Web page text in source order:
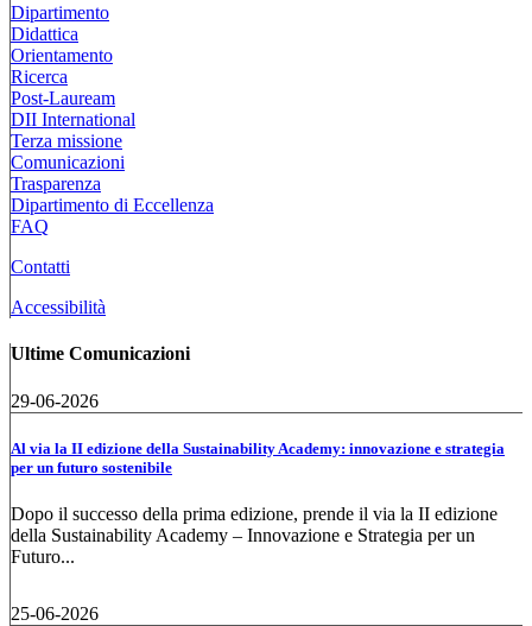
Dipartimento
Didattica
Orientamento
Ricerca
Post-Lauream
DII International
Terza missione
Comunicazioni
Trasparenza
Dipartimento di Eccellenza
FAQ
Contatti
Accessibilità
Ultime Comunicazioni
29-06-2026
Al via la II edizione della Sustainability Academy: innovazione e strategia
per un futuro sostenibile
Dopo il successo della prima edizione, prende il via la II edizione
della Sustainability Academy – Innovazione e Strategia per un
Futuro...
25-06-2026